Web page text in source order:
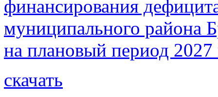
финансирования
муниципального района
на плановый период 2027
скачать